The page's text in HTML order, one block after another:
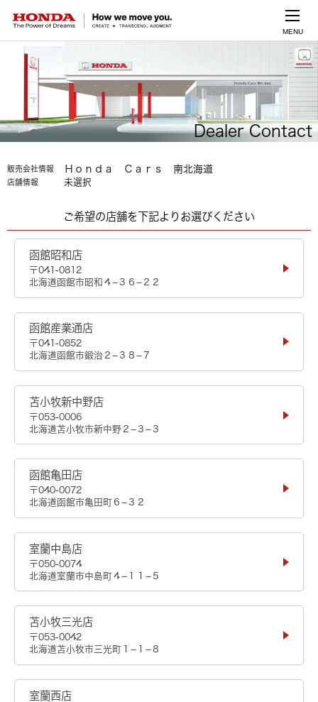
MENU
Dealer Contact
販売会社情報 Ｈｏｎｄａ Ｃａｒｓ 南北海道
店舗情報 未選択
ご希望の店舗を下記よりお選びください
函館昭和店
〒041-0812
北海道函館市昭和４−３６−２２
函館産業通店
〒041-0852
北海道函館市鍛治２−３８−７
苫小牧新中野店
〒053-0006
北海道苫小牧市新中野２−３−３
函館亀田店
〒040-0072
北海道函館市亀田町６−３２
室蘭中島店
〒050-0074
北海道室蘭市中島町４−１１−５
苫小牧三光店
〒053-0042
北海道苫小牧市三光町１−１−８
室蘭西店